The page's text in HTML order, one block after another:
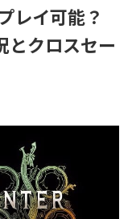
レイ可能？
クロスセー